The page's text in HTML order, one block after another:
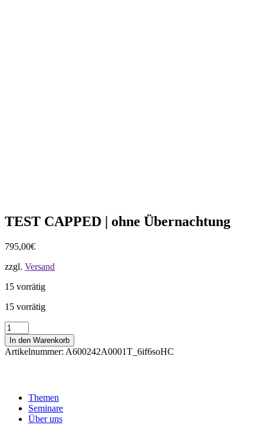
TEST CAPPED | ohne Übernachtung
795,00€
zzgl. Versand
15 vorrätig
15 vorrätig
TEST
CAPPED
|
ohne
In den Warenkorb
Artikelnummer: A600242A0001T_6if6soHC
Themen
Seminare
Über uns